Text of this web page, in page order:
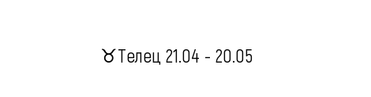
♉️Телец 21.04 - 20.05